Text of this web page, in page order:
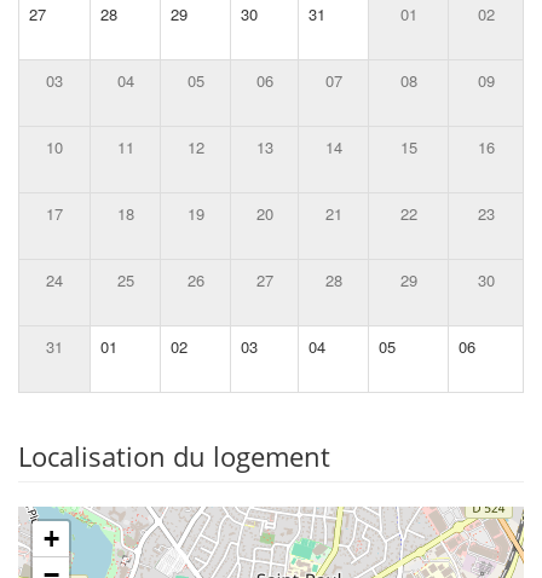
27
28 29 30 31 01 02
03 04 05 06 07 08 09
10 11 12 13 14 15 16
17 18 19 20 21 22 23
24 25 26 27 28 29 30
31 01 02 03 04 05 06
Localisation du logement
+